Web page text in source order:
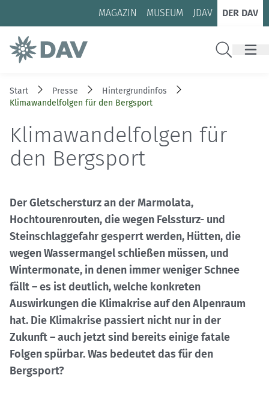
Zum Inhalt
Zur Footer-Navigation
MAGAZIN MUSEUM JDAV DER DAV
Start Presse
Hintergrundinfos
Klimawandelfolgen für den Bergsport
Klimawandelfolgen für
den Bergsport
Der Gletschersturz an der Marmolata,
Hochtourenrouten, die wegen Felssturz- und
Steinschlaggefahr gesperrt werden, Hütten, die
wegen Wassermangel schließen müssen, und
Wintermonate, in denen immer weniger Schnee
fällt – es ist deutlich, welche konkreten
Auswirkungen die Klimakrise auf den Alpenraum
hat. Die Klimakrise passiert nicht nur in der
Zukunft – auch jetzt sind bereits einige fatale
Folgen spürbar. Was bedeutet das für den
Bergsport?